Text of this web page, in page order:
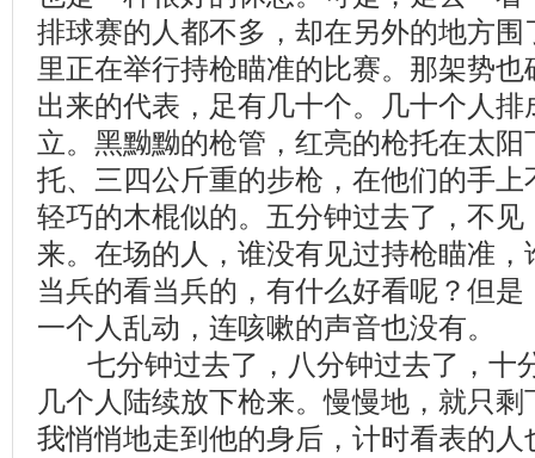
排球赛的人都不多，却在另外的地方
里正在举行持枪瞄准的比赛。那架势
出来的代表，足有几十个。几十个人
立。黑黝黝的枪管，红亮的枪托在太
托、三四公斤重的步枪，在他们的手
轻巧的木棍似的。五分钟过去了，
来。在场的人，谁没有见过持枪瞄准
当兵的看当兵的，有什么好看呢？但
一个人乱动，连咳嗽的声音也没有。
七分钟过去了，八分钟过去了，十
几个人陆续放下枪来。慢慢地，就只
我悄悄地走到他的身后，计时看表的